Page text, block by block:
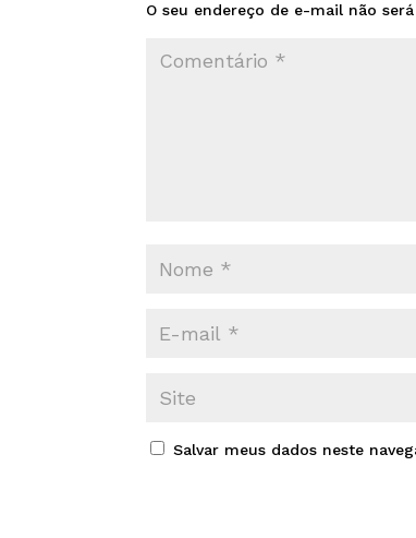
O seu endereço de e-mail não
Salvar meus dados neste